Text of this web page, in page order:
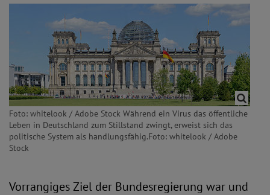
Foto: whitelook / Adobe Stock Während ein Virus das öffentliche
Leben in Deutschland zum Stillstand zwingt, erweist sich das
politische System als handlungsfähig.Foto: whitelook / Adobe
Stock
Vorrangiges Ziel der Bundesregierung war und